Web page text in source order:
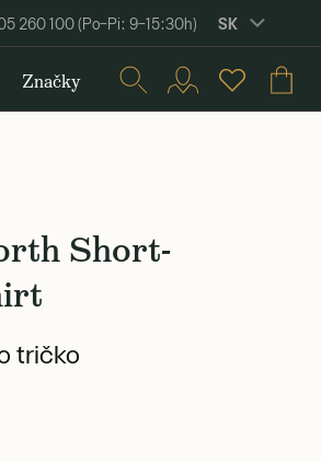
260 100 (Po–Pi: 9–15:30h) SK
Značky
Short-
tričko